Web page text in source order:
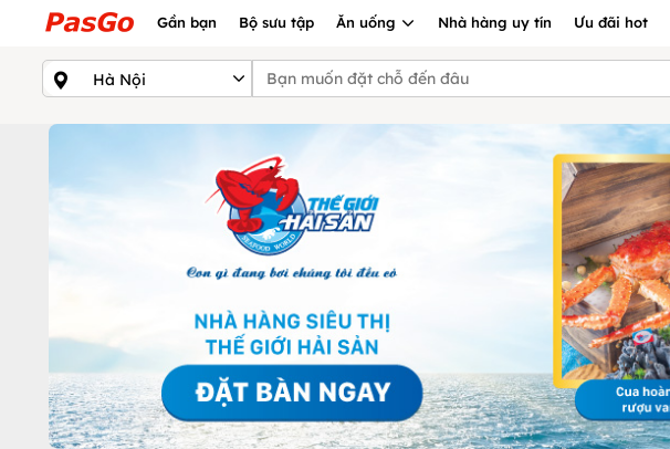
Gần bạn Bộ sưu tập Ăn uống Nhà hàng uy tín Ưu đãi hot